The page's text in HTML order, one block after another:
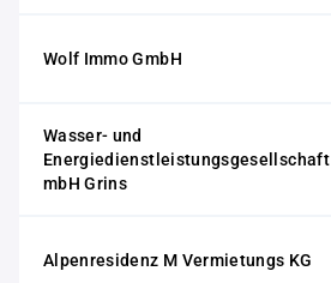
Wolf Immo GmbH
Wasser- und
Energiedienstleistungsgesellschaft
mbH Grins
Alpenresidenz M Vermietungs KG